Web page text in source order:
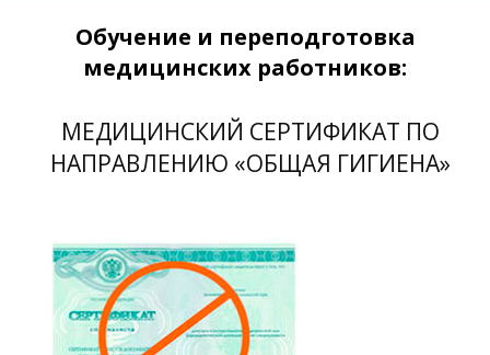
Обучение и переподготовка
медицинских работников:
МЕДИЦИНСКИЙ СЕРТИФИКАТ ПО
НАПРАВЛЕНИЮ «ОБЩАЯ ГИГИЕНА»